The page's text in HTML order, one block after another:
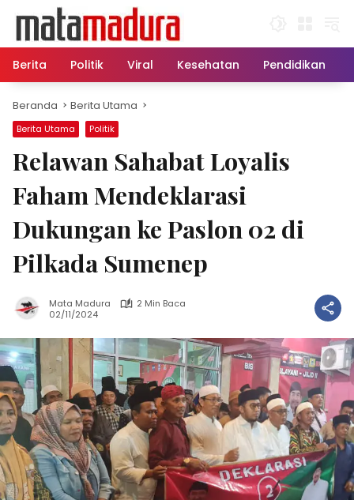
konten
Berita
Politik Viral Kesehatan Pendidikan
Beranda Berita Utama
Berita Utama Politik
Relawan Sahabat Loyalis
Faham Mendeklarasi
Dukungan ke Paslon 02 di
Pilkada Sumenep
Mata Madura
2 Min Baca
02/11/2024